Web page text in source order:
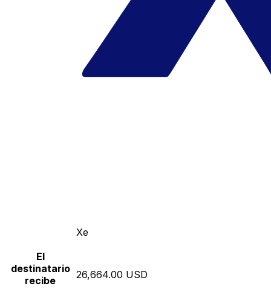
Xe
El
destinatario
recibe
26,664.00 USD